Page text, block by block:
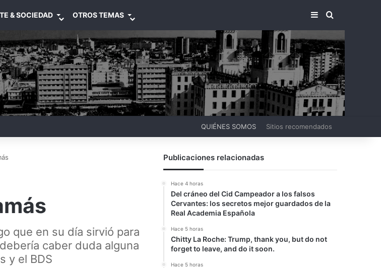
& SOCIEDAD OTROS TEMAS BARRA LATERAL
BUSCAR
QUIÉNES SOMOS Sitios recomendados
que en su día sirvió para
caber duda alguna
y el BDS
Publicaciones relacionadas
Hace 4 horas
Del cráneo del Cid Campeador a los falsos
Cervantes: los secretos mejor guardados de la
Real Academia Española
Hace 5 horas
Chitty La Roche: Trump, thank you, but do not
forget to leave, and do it soon.
Hace 5 horas